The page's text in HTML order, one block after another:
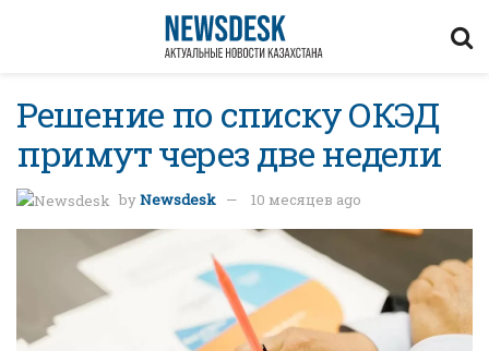
Решение по списку ОКЭД
примут через две недели
byNewsdesk 10 месяцев ago